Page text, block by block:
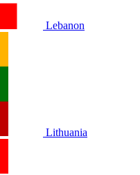
Lebanon
Lithuania